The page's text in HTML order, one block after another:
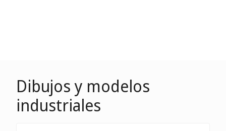
Dibujos y modelos
industriales